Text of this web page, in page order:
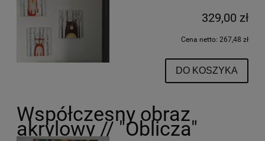
329,00 zł
Cena netto: 267,48 zł
DO KOSZYKA
Współczesny obraz
akrylowy // "Oblicza"